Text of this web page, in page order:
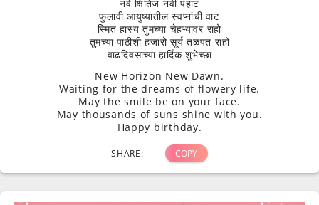
नवे क्षितिज नवी पहाट
फुलावी आयुष्यातील स्वप्नांची वाट
स्मित हास्य तुमच्या चेहऱ्यावर राहो
तुमच्या पाठीशी हजारो सूर्य तळपत राहो
वाढदिवसाच्या हार्दिक शुभेच्छा
New Horizon New Dawn.
Waiting for the dreams of flowery life.
May the smile be on your face.
May thousands of suns shine with you.
Happy birthday.
SHARE: COPY